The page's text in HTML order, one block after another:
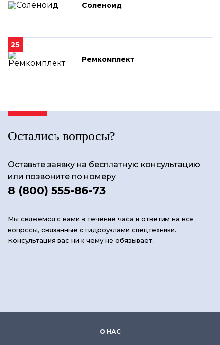
Соленоид
25
Ремкомплект
Остались вопросы?
Оставьте заявку на бесплатную консультацию
или позвоните по номеру
8 (800) 555-86-73
Мы свяжемся с вами в течение часа и ответим на все
вопросы, связанные с гидроузлами спецтехники.
Консультация вас ни к чему не обязывает.
О НАС